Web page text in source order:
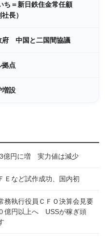
ち＝新日鉄住金常任顧
長）
府 中国と二国間協議
拠点
設
円に増 実力値は減少
など試作成功、国内初
務執行役員ＣＦＯ決算会見要
億円以上へ USSが稼ぎ頭